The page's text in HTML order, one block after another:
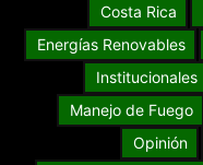
Costa Rica
Energías Renovables
Institucionales
Manejo de Fuego
Opinión